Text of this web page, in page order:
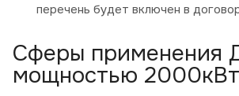
перечень будет включен в
Сферы применения
мощностью